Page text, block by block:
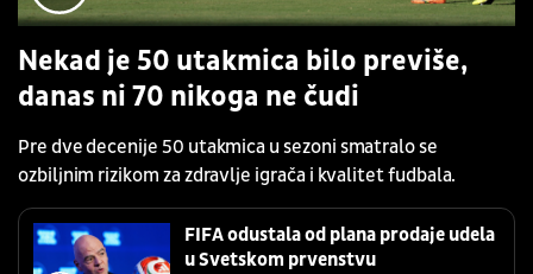
Nekad je 50 utakmica bilo previše,
danas ni 70 nikoga ne čudi
Pre dve decenije 50 utakmica u sezoni smatralo se
ozbiljnim rizikom za zdravlje igrača i kvalitet fudbala.
FIFA odustala od plana prodaje udela
u Svetskom prvenstvu